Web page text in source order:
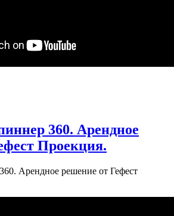
360. Арендное
Проекция.
Арендное решение от Гефест